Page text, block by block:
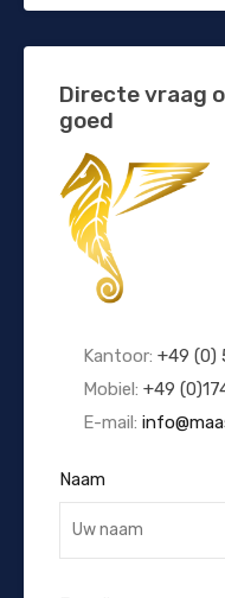
Directe vraag
goed
Kantoor: +49 (0)
Mobiel: +49
E-mail:
Naam